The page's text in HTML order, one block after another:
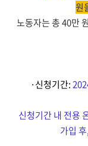
원
노동자는 총 40만
·신청기간:
신청기간 내 전용
가입 후